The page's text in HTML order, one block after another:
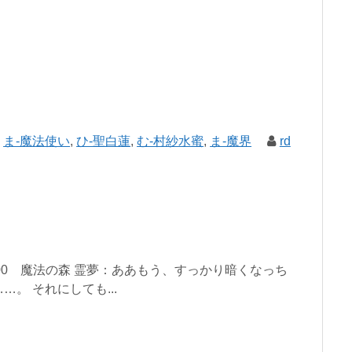
ま-魔法使い,ひ-聖白蓮,む-村紗水蜜, ま-魔界 rd
法の森 霊夢：ああもう、すっかり暗くなっち
。 それにしても...